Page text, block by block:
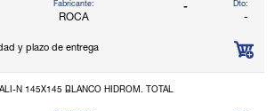
Fabricante:
ROCA
- Dto:
-
y plazo de entrega
N 145X145 BLANCO HIDROM. TOTAL